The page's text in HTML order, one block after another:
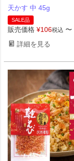
天かす 中 45g
SALE品
販売価格 ¥106税込 〜
詳細を見る